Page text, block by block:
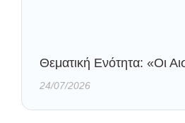
Θεματική Ενότητα: «Οι
24/07/2026